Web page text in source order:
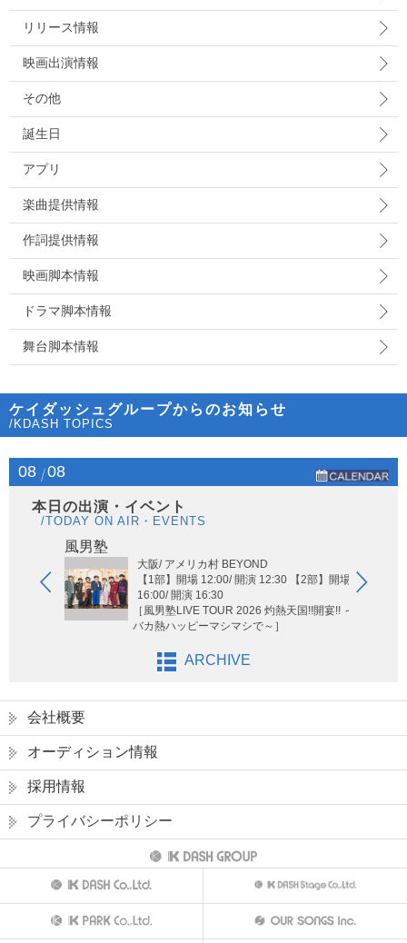
リリース情報
映画出演情報
その他
誕生日
アプリ
楽曲提供情報
作詞提供情報
映画脚本情報
ドラマ脚本情報
舞台脚本情報
ケイダッシュグループからのお知らせ
/KDASH TOPICS
08 08
本日の出演・イベント
/TODAY ON AIR・EVENTS
風男塾
大阪/ アメリカ村 BEYOND
【1部】開場 12:00/ 開演 12:30 【2部】開場
16:00/ 開演 16:30
［風男塾LIVE TOUR 2026 灼熱天国!!開宴!! ～
バカ熱ハッピーマシマシで～］
ARCHIVE
会社概要
オーディション情報
採用情報
プライバシーポリシー